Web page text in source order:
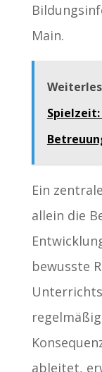
Main.
Ein
allein die
bewusste
ableitet,